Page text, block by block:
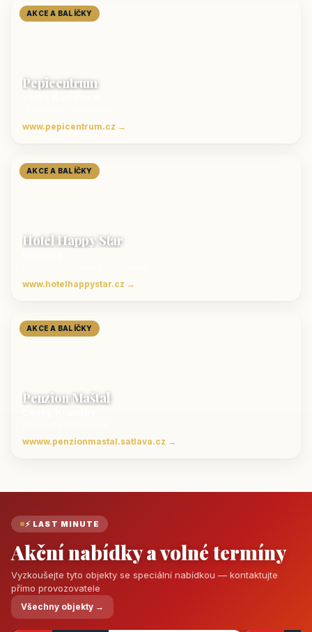
AKCE A BALÍČKY
Pepicentrum
www.pepicentrum.cz →
AKCE A BALÍČKY
Hotel Happy Star
www.hotelhappystar.cz →
AKCE A BALÍČKY
Penzion Maštal
wwww.penzionmastal.satlava.cz →
⚡ LAST MINUTE
Akční nabídky a volné termíny
Vyzkoušejte tyto objekty se speciální nabídkou — kontaktujte
přímo provozovatele
Všechny objekty →